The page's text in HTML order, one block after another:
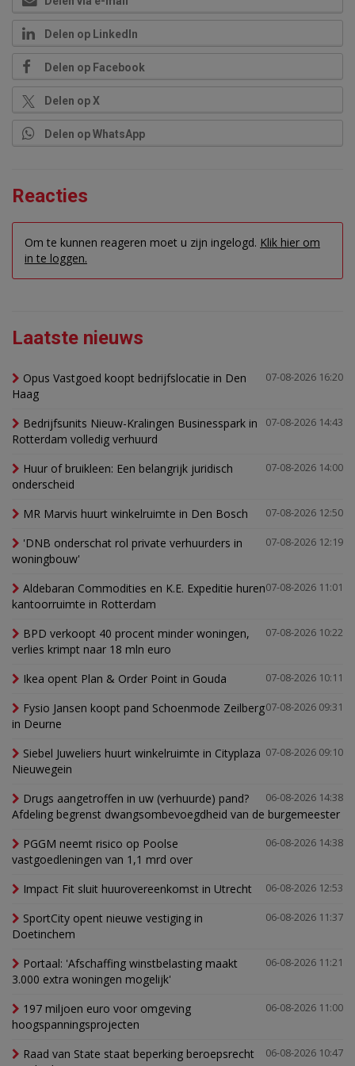
Delen op LinkedIn
Delen op Facebook
Delen op X
Delen op WhatsApp
Reacties
Om te kunnen reageren moet u zijn ingelogd. Klik hier om
in te loggen.
Laatste nieuws
07-08-2026 16:20
Opus Vastgoed koopt bedrijfslocatie in Den
Haag
07-08-2026 14:43
Bedrijfsunits Nieuw-Kralingen Businesspark in
Rotterdam volledig verhuurd
07-08-2026 14:00
Huur of bruikleen: Een belangrijk juridisch
onderscheid
07-08-2026 12:50
MR Marvis huurt winkelruimte in Den Bosch
07-08-2026 12:19
'DNB onderschat rol private verhuurders in
woningbouw'
07-08-2026 11:01
Aldebaran Commodities en K.E. Expeditie huren
kantoorruimte in Rotterdam
07-08-2026 10:22
BPD verkoopt 40 procent minder woningen,
verlies krimpt naar 18 mln euro
07-08-2026 10:11
Ikea opent Plan & Order Point in Gouda
07-08-2026 09:31
Fysio Jansen koopt pand Schoenmode Zeilberg
in Deurne
07-08-2026 09:10
Siebel Juweliers huurt winkelruimte in Cityplaza
Nieuwegein
06-08-2026 14:38
Drugs aangetroffen in uw (verhuurde) pand?
Afdeling begrenst dwangsombevoegdheid van de burgemeester
06-08-2026 14:38
PGGM neemt risico op Poolse
vastgoedleningen van 1,1 mrd over
06-08-2026 12:53
Impact Fit sluit huurovereenkomst in Utrecht
06-08-2026 11:37
SportCity opent nieuwe vestiging in
Doetinchem
06-08-2026 11:21
Portaal: 'Afschaffing winstbelasting maakt
3.000 extra woningen mogelijk'
06-08-2026 11:00
197 miljoen euro voor omgeving
hoogspanningsprojecten
06-08-2026 10:47
Raad van State staat beperking beroepsrecht